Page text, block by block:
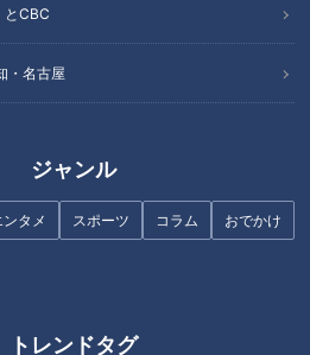
とCBC
・名古屋
ジャンル
ンタメ スポーツ コラム おでかけ
トレンドタグ
誕生!
あり、天然温泉とプールが無料で